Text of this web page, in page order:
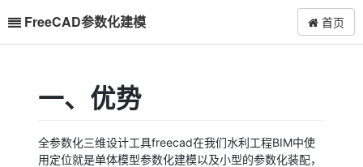
FreeCAD参数化建模 首页
一、优势
全参数化三维设计工具freecad在我们水利工程BIM中使
用定位就是单体模型参数化建模以及小型的参数化装配，